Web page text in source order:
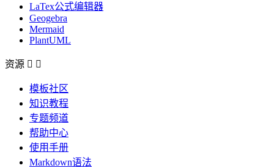
LaTex公式编辑器
Geogebra
Mermaid
PlantUML
资源  
模板社区
知识教程
专题频道
帮助中心
使用手册
Markdown语法